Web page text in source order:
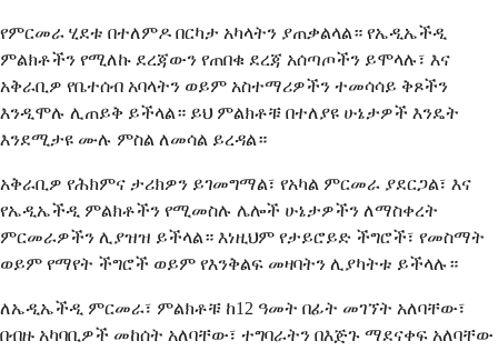
የምርመራ ሂደቱ በተለምዶ በርካታ አካላትን ያጠቃልላል። የኤዲኤችዲ
ምልክቶችን የሚለኩ ደረጃውን የጠበቁ ደረጃ አሰጣጦችን ይሞላሉ፣ እና
አቅራቢዎ የቤተሰብ አባላትን ወይም አስተማሪዎችን ተመሳሳይ ቅጾችን
እንዲሞሉ ሊጠይቅ ይችላል። ይህ ምልክቶቹ በተለያዩ ሁኔታዎች እንዴት
እንደሚታዩ ሙሉ ምስል ለመሳል ይረዳል።
አቅራቢዎ የሕክምና ታሪክዎን ይገመግማል፣ የአካል ምርመራ ያደርጋል፣ እና
የኤዲኤችዲ ምልክቶችን የሚመስሉ ሌሎች ሁኔታዎችን ለማስቀረት
ምርመራዎችን ሊያዝዝ ይችላል። እነዚህም የታይሮይድ ችግሮች፣ የመስማት
ወይም የማየት ችግሮች ወይም የእንቅልፍ መዛባትን ሊያካትቱ ይችላሉ።
ለኤዲኤችዲ ምርመራ፣ ምልክቶቹ ከ12 ዓመት በፊት መገኘት አለባቸው፣
በብዙ አካባቢዎች መከሰት አለባቸው፣ ተግባራትን በእጅጉ ማደናቀፍ አለባቸው